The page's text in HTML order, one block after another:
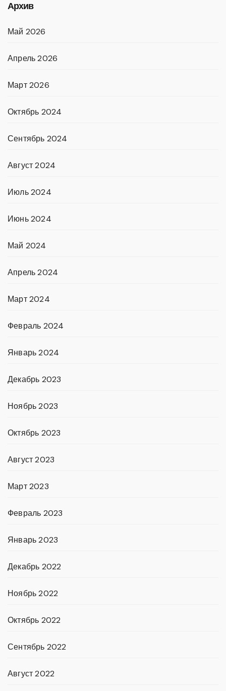
Архив
Май 2026
Апрель 2026
Март 2026
Октябрь 2024
Сентябрь 2024
Август 2024
Июль 2024
Июнь 2024
Май 2024
Апрель 2024
Март 2024
Февраль 2024
Январь 2024
Декабрь 2023
Ноябрь 2023
Октябрь 2023
Август 2023
Март 2023
Февраль 2023
Январь 2023
Декабрь 2022
Ноябрь 2022
Октябрь 2022
Сентябрь 2022
Август 2022